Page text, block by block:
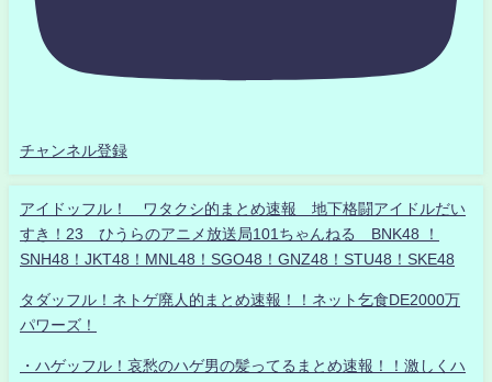
チャンネル登録
アイドッフル！ ワタクシ的まとめ速報 地下格闘アイドルだい
すき！23 ひうらのアニメ放送局101ちゃんねる BNK48 ！
SNH48！JKT48！MNL48！SGO48！GNZ48！STU48！SKE48
タダッフル！ネトゲ廃人的まとめ速報！！ネット乞食DE2000万
パワーズ！
・ハゲッフル！哀愁のハゲ男の髪ってるまとめ速報！！激しくハ